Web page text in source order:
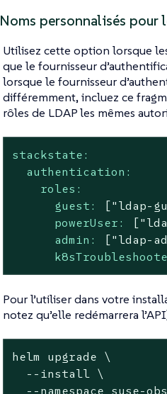
Noms personnalisés pour
Utilisez cette option lorsque
que le fournisseur
lorsque le fournisseur
différemment, incluez ce
rôles de LDAP les mêmes
stackstate:
authentication:
roles:
guest:
["ldap-
powerUser:
admin:
["ldap-
Pour l’utiliser dans votre
notez qu’elle redémarrera
helm upgrade \
  --install \
--namespace suse-